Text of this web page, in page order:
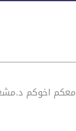
معكم اخوكم